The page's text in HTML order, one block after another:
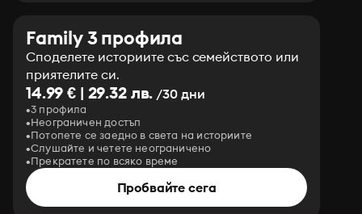
Family 3 профила
Споделете историите със семейството или
приятелите си.
14.99 € | 29.32 лв. /30 дни
3 профила
Неограничен достъп
Потопете се заедно в света на историите
Слушайте и четете неограничено
Прекратете по всяко време
Пробвайте сега